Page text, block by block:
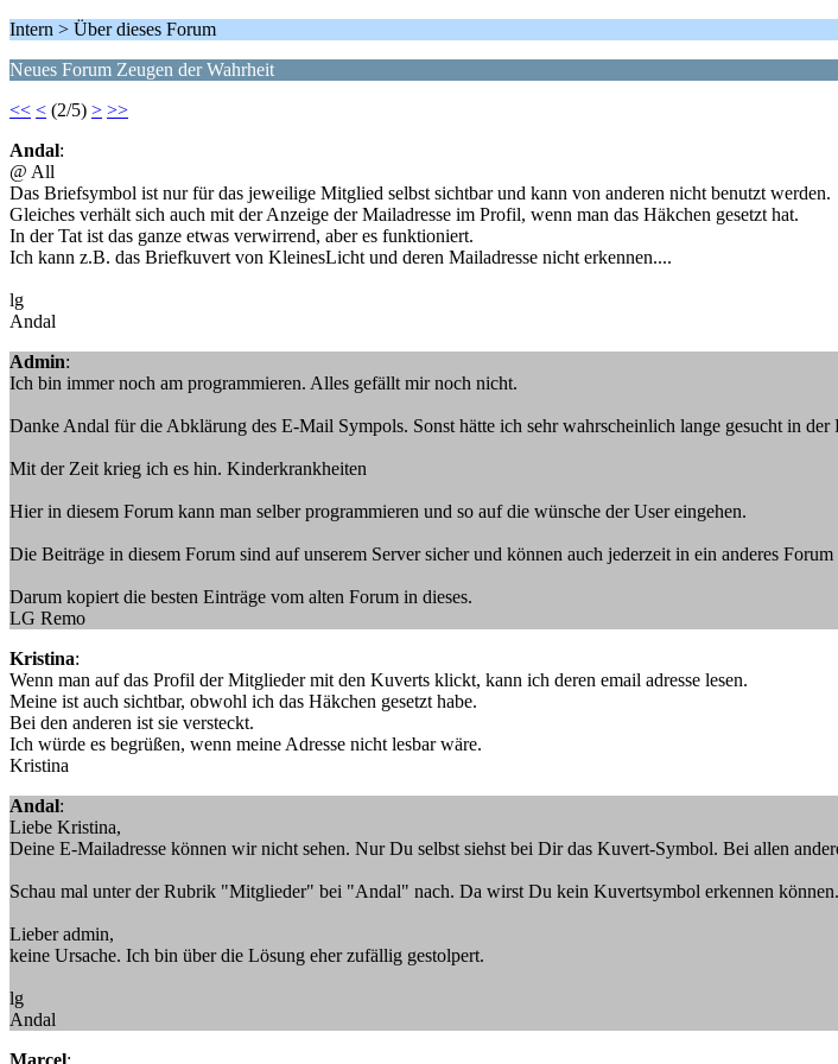
Intern > Über dieses Forum
Neues Forum Zeugen der Wahrheit
<< < (2/5) > >>
Andal:
@ All
Das Briefsymbol ist nur für das jeweilige Mitglied selbst sichtbar und kann von anderen nicht benutzt werden.
Gleiches verhält sich auch mit der Anzeige der Mailadresse im Profil, wenn man das Häkchen gesetzt hat.
In der Tat ist das ganze etwas verwirrend, aber es funktioniert.
Ich kann z.B. das Briefkuvert von KleinesLicht und deren Mailadresse nicht erkennen....
lg
Andal
Admin:
Ich bin immer noch am programmieren. Alles gefällt mir noch nicht.
Danke Andal für die Abklärung des E-Mail Sympols. Sonst hätte ich sehr wahrscheinlich lange gesucht in
Mit der Zeit krieg ich es hin. Kinderkrankheiten
Hier in diesem Forum kann man selber programmieren und so auf die wünsche der User eingehen.
Die Beiträge in diesem Forum sind auf unserem Server sicher und können auch jederzeit in ein anderes
Darum kopiert die besten Einträge vom alten Forum in dieses.
LG Remo
Kristina:
Wenn man auf das Profil der Mitglieder mit den Kuverts klickt, kann ich deren email adresse lesen.
Meine ist auch sichtbar, obwohl ich das Häkchen gesetzt habe.
Bei den anderen ist sie versteckt.
Ich würde es begrüßen, wenn meine Adresse nicht lesbar wäre.
Kristina
Andal:
Liebe Kristina,
Deine E-Mailadresse können wir nicht sehen. Nur Du selbst siehst bei Dir das Kuvert-Symbol. Bei allen
Schau mal unter der Rubrik "Mitglieder" bei "Andal" nach. Da wirst Du kein Kuvertsymbol erkennen
Lieber admin,
keine Ursache. Ich bin über die Lösung eher zufällig gestolpert.
lg
Andal
Marcel: